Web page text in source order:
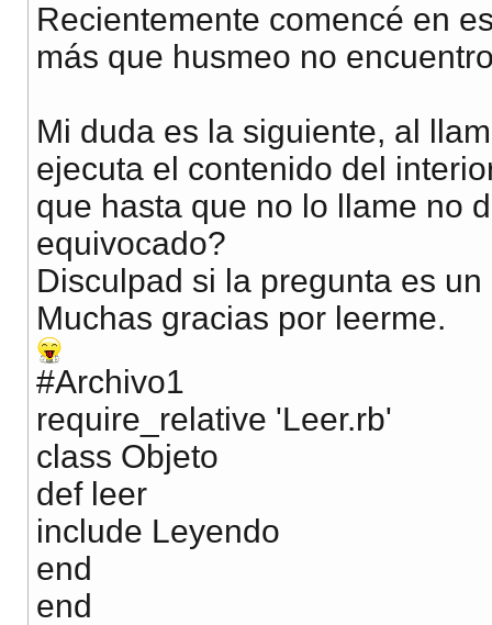
Recientemente comencé en
más que husmeo no
Mi duda es la siguiente, al
ejecuta el contenido del
que hasta que no lo llame no
equivocado?
Disculpad si la pregunta es
Muchas gracias por leerme.
#Archivo1
require_relative 'Leer.rb'
class Objeto
def leer
include Leyendo
end
end